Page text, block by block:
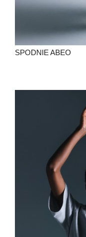
SPODNIE ABEO